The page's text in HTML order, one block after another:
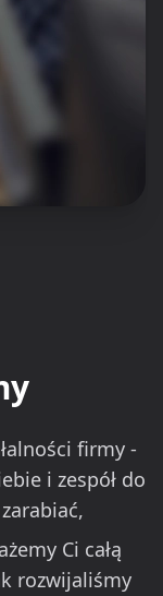
firmy -
i zespół do
Ci całą
rozwijaliśmy